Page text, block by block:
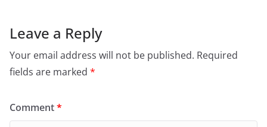
Leave a Reply
Your email address will not be published. Required
fields are marked *
Comment*